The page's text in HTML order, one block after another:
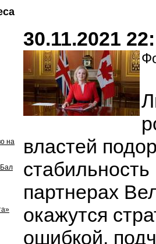
на
30.11.2021
властей
партнерах
окажутся
ошибкой,